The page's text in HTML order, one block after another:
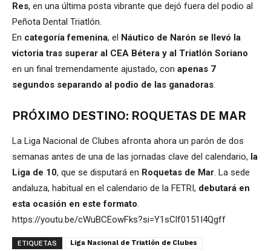
Res, en una última posta vibrante que dejó fuera del podio al
Peñota Dental Triatlón.
En categoría femenina, el Náutico de Narón se llevó la
victoria tras superar al CEA Bétera y al Triatlón Soriano
en un final tremendamente ajustado, con apenas 7
segundos separando al podio de las ganadoras.
PRÓXIMO DESTINO: ROQUETAS DE MAR
La Liga Nacional de Clubes afronta ahora un parón de dos
semanas antes de una de las jornadas clave del calendario, la
Liga de 10, que se disputará en Roquetas de Mar. La sede
andaluza, habitual en el calendario de la FETRI, debutará en
esta ocasión en este formato.
https://youtu.be/cWuBCEowFks?si=Y1sClf0151I4Qgff
ETIQUETAS Liga Nacional de Triatlón de Clubes